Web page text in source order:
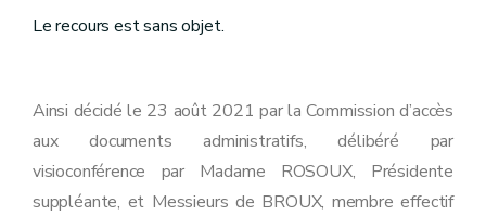
Le recours est sans objet.
Ainsi décidé le 23 août 2021 par la Commission d’accès
aux documents administratifs, délibéré par
visioconférence par Madame ROSOUX, Présidente
suppléante, et Messieurs de BROUX, membre effectif